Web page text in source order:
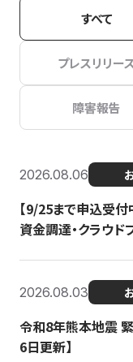
すべて
プレスリリー
障害報告
2026.08.06
【9/25まで申込受
資金調達・クラウ
2026.08.03
令和8年熊本地震
6日更新】